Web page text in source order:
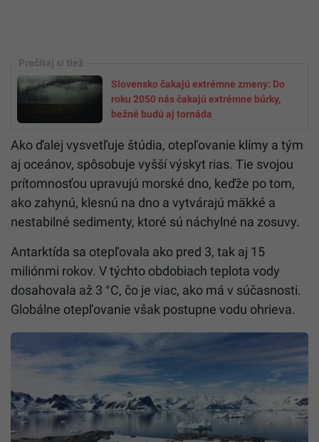
Slovensko čakajú extrémne zmeny: Do
roku 2050 nás čakajú extrémne búrky,
bežné budú aj tornáda
Ako ďalej vysvetľuje štúdia, otepľovanie klímy a tým
aj oceánov, spôsobuje vyšší výskyt rias. Tie svojou
prítomnosťou upravujú morské dno, keďže po tom,
ako zahynú, klesnú na dno a vytvárajú mäkké a
nestabilné sedimenty, ktoré sú náchylné na zosuvy.
Antarktída sa otepľovala ako pred 3, tak aj 15
miliónmi rokov. V týchto obdobiach teplota vody
dosahovala až 3 °C, čo je viac, ako má v súčasnosti.
Globálne otepľovanie však postupne vodu ohrieva.